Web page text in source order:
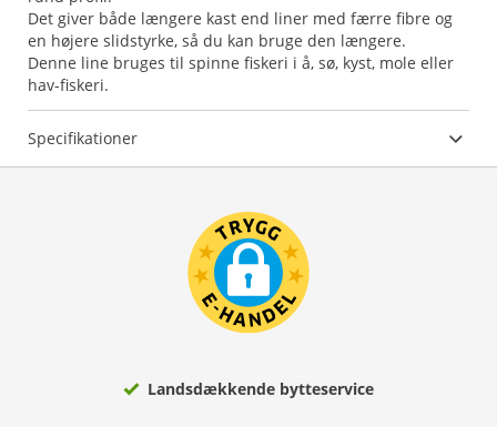
Det giver både længere kast end liner med færre fibre og
en højere slidstyrke, så du kan bruge den længere.
Denne line bruges til spinne fiskeri i å, sø, kyst, mole eller
hav-fiskeri.
Specifikationer
Landsdækkende bytteservice